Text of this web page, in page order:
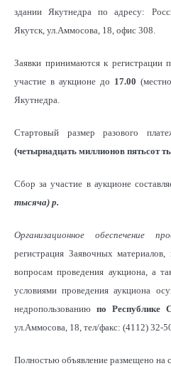
здании Якутнедра по адресу:
Якутск, ул.Аммосова, 18, офис 308.
Заявки принимаются к регистрации
участие в аукционе до 17.00
Якутнедра.
Стартовый размер разового
(четырнадцать миллионов пятьсот
Сбор за участие в аукционе
тысяча) р.
Организационное обеспечение
регистрация Заявочных
вопросам проведения аукциона, а
условиями проведения аукциона
недропользованию по Республике
ул.Аммосова, 18, тел/факс: (4112) 32-
Полностью объявление размещено на